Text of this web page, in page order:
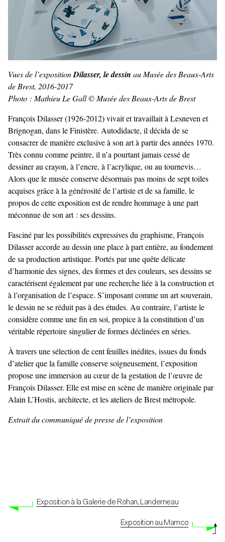
Vues de l’expositionDilasser, le dessin au Musée des Beaux-Arts
de Brest, 2016-2017
Photo : Mathieu Le Gall © Musée des Beaux-Arts de Brest
François Dilasser (1926-2012) vivait et travaillait à Lesneven et
Brignogan, dans le Finistère. Autodidacte, il décida de se
consacrer de manière exclusive à son art à partir des années 1970.
Très connu comme peintre, il n’a pourtant jamais cessé de
dessiner au crayon, à l’encre, à l’acrylique, ou au tournevis…
Alors que le musée conserve désormais pas moins de sept toiles
acquises grâce à la générosité de l’artiste et de sa famille, le
propos de cette exposition est de rendre hommage à une part
méconnue de son art : ses dessins.
Fasciné par les possibilités expressives du graphisme, François
Dilasser accorde au dessin une place à part entière, au fondement
de sa production artistique. Portés par une quête délicate
d’harmonie des signes, des formes et des couleurs, ses dessins se
caractérisent également par une recherche liée à la construction et
à l’organisation de l’espace. S’imposant comme un art souverain,
le dessin ne se réduit pas à des études. Au contraire, l’artiste le
considère comme une fin en soi, propice à la constitution d’un
véritable répertoire singulier de formes déclinées en séries.
À travers une sélection de cent feuilles inédites, issues du fonds
d’atelier que la famille conserve soigneusement, l’exposition
propose une immersion au cœur de la gestation de l’œuvre de
François Dilasser. Elle est mise en scène de manière originale par
Alain L’Hostis, architecte, et les ateliers de Brest métropole.
Extrait du communiqué de presse de l’exposition
Exposition à la Galerie de Rohan, Landerneau
Exposition au Mamco